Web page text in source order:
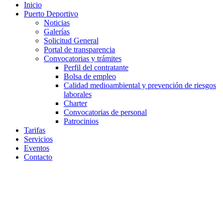
Inicio
Puerto Deportivo
Noticias
Galerías
Solicitud General
Portal de transparencia
Convocatorias y trámites
Perfil del contratante
Bolsa de empleo
Calidad medioambiental y prevención de riesgos
laborales
Charter
Convocatorias de personal
Patrocinios
Tarifas
Servicios
Eventos
Contacto